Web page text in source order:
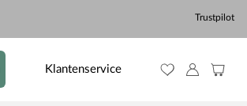
Trustpilot
Klantenservice